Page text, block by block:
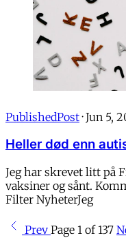
PublishedPost · Jun 5,
Heller død enn
Jeg har skrevet litt på
vaksiner og sånt.
Filter NyheterJeg
Prev Page 1 of 137